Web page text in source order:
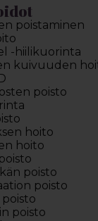
poistaminen
-hiilikuorinta
kuivuuden
poisto
hoito
hoito
poisto
poisto
poisto